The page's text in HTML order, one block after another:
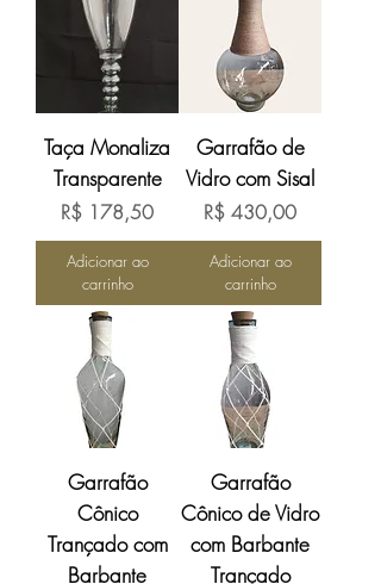
Taça Monaliza
Transparente
Preço
R$ 178,50
Adicionar ao
carrinho
Garrafão de
Vidro com Sisal
Preço
R$ 430,00
Adicionar ao
carrinho
Garrafão
Cônico
Trançado com
Barbante
Garrafão
Cônico de Vidro
com Barbante
Trançado